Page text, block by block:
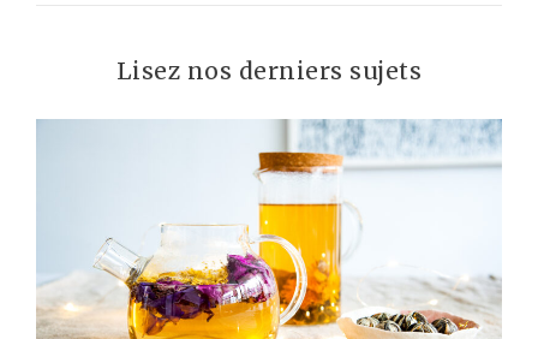
Lisez nos derniers sujets